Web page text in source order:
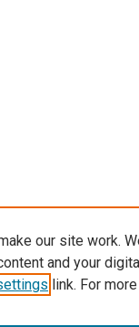
our site work.
and your
link. For